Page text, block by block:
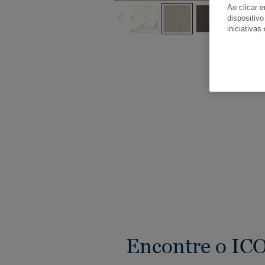
Encontre o
Ao clicar
iniciativas